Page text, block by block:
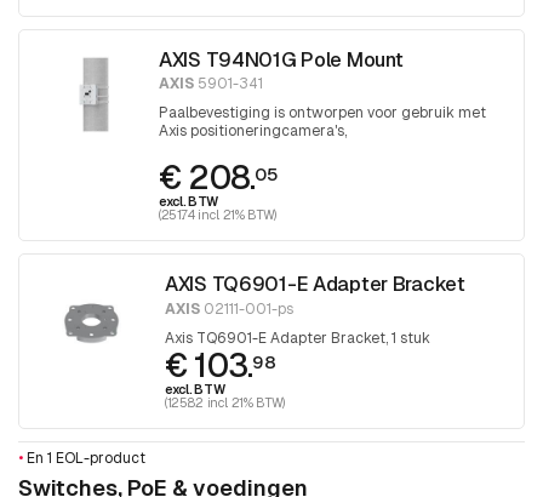
AXIS T94N01G Pole Mount
AXIS 5901-341
Paalbevestiging is ontworpen voor gebruik met
Axis positioneringcamera's,
kastenserie.
€ 208.05
excl. BTW
(251.74 incl. 21% BTW)
AXIS TQ6901-E Adapter Bracket
AXIS 02111-001-ps
Axis TQ6901-E Adapter Bracket, 1 stuk
€ 103.98
excl. BTW
(125.82 incl. 21% BTW)
• En 1 EOL-product
Switches, PoE & voedingen